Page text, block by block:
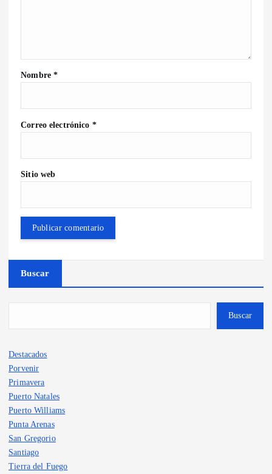
Nombre*
Correo electrónico *
Sitio web
Buscar
Buscar
Destacados
Porvenir
Primavera
Puerto Natales
Puerto Williams
Punta Arenas
San Gregorio
Santiago
Tierra del Fuego